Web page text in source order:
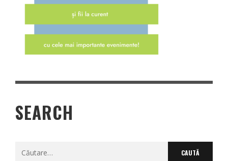
SEARCH
Caută